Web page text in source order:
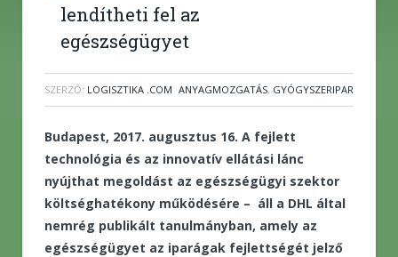
lendítheti fel az
egészségügyet
SZERZŐ: LOGISZTIKA .COM ANYAGMOZGATÁS, GYÓGYSZERIPAR
Budapest, 2017. augusztus 16. A fejlett
technológia és az innovatív ellátási lánc
nyújthat megoldást az egészségügyi szektor
költséghatékony működésére – áll a DHL által
nemrég publikált tanulmányban, amely az
egészségügyet az iparágak fejlettségét jelző